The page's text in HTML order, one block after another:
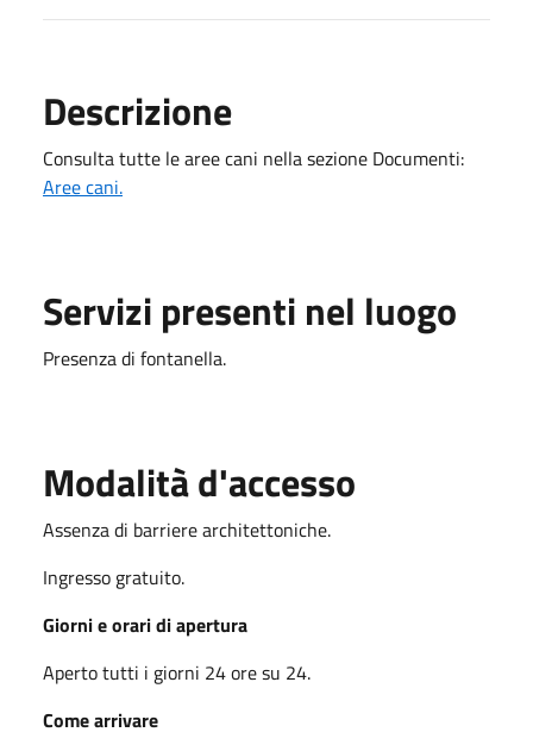
Descrizione
Consulta tutte le aree cani nella sezione Documenti:
Aree cani.
Servizi presenti nel luogo
Presenza di fontanella.
Modalità d'accesso
Assenza di barriere architettoniche.
Ingresso gratuito.
Giorni e orari di apertura
Aperto tutti i giorni 24 ore su 24.
Come arrivare